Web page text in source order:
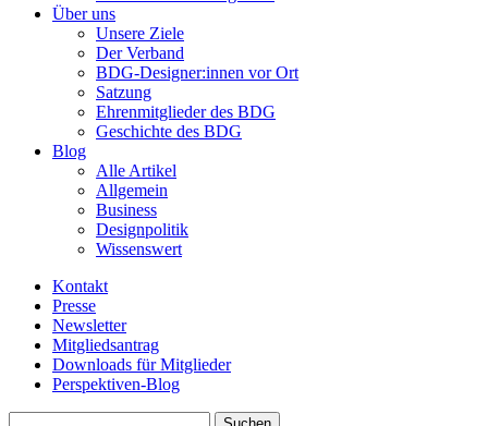
Über uns
Unsere Ziele
Der Verband
BDG-Designer:innen vor Ort
Satzung
Ehrenmitglieder des BDG
Geschichte des BDG
Blog
Alle Artikel
Allgemein
Business
Designpolitik
Wissenswert
Kontakt
Presse
Newsletter
Mitgliedsantrag
Downloads für Mitglieder
Perspektiven-Blog